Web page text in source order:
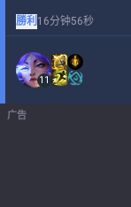
勝利 16分钟56秒
11
广告